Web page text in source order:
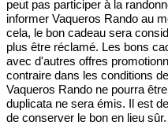
peut pas participer à la
informer Vaqueros Rando au
cela, le bon cadeau sera
plus être réclamé. Les bons
avec d'autres offres
contraire dans les conditions
Vaqueros Rando ne pourra
duplicata ne sera émis. Il est
de conserver le bon en lieu sûr.